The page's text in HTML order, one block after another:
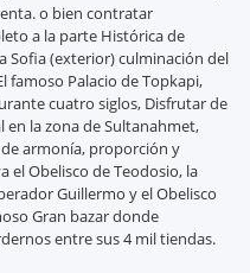
o bien contratar
a la parte Histórica de
Sofia (exterior) culminación del
famoso Palacio de Topkapi,
cuatro siglos, Disfrutar de
la zona de Sultanahmet,
armonía, proporción y
el Obelisco de Teodosio, la
Guillermo y el Obelisco
Gran bazar donde
entre sus 4 mil tiendas.